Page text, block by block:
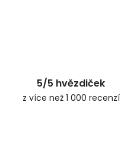
5/5 hvězdiček
z více než 1 000 recenzí